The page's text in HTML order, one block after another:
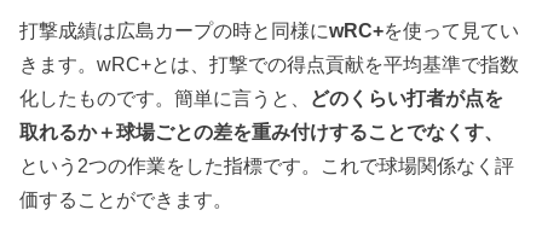
打撃成績は広島カープの時と同様にwRC+を使って見てい
きます。wRC+とは、打撃での得点貢献を平均基準で指数
化したものです。簡単に言うと、 どのくらい打者が点を
取れるか＋球場ごとの差を重み付けすることでなくす、
という2つの作業をした指標です。これで球場関係なく評
価することができます。